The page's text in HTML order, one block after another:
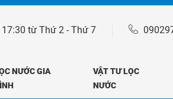
17:30 từ Thứ 2 - Thứ 7
NƯỚC GIA
VẬT TƯ LỌC
NƯỚC